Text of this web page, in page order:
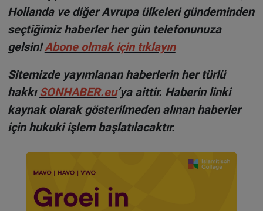
Hollanda ve diğer Avrupa ülkeleri gündeminden
seçtiğimiz haberler her gün telefonunuza
gelsin!Abone olmak için tıklayın
Sitemizde yayımlanan haberlerin her türlü
hakkıSONHABER.eu’ya aittir. Haberin linki
kaynak olarak gösterilmeden alınan haberler
için hukuki işlem başlatılacaktır.